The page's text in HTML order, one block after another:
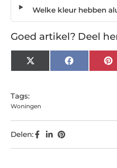
Welke kleur hebben
Goed artikel? Deel
X
(Twitter)
Facebook
Tags:
Woningen
Delen: